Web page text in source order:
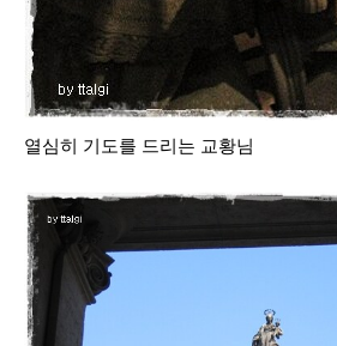
열심히 기도를 드리는 교황님